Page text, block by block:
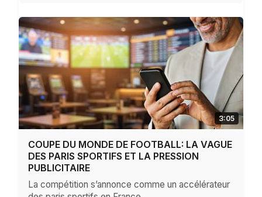
3:05
COUPE DU MONDE DE FOOTBALL: LA VAGUE
DES PARIS SPORTIFS ET LA PRESSION
PUBLICITAIRE
La compétition s’annonce comme un accélérateur